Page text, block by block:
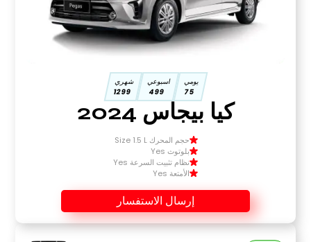
يومي
75
اسبوعي
499
شهري
1299
كيا بيجاس 2024
حجم المحرك Size 1.5 L
بلوتوث Yes
نظام تثبيت السرعة Yes
الأمتعة Yes
إرسال الاستفسار